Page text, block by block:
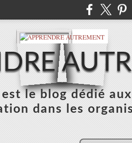
est le blog dédié
dans les